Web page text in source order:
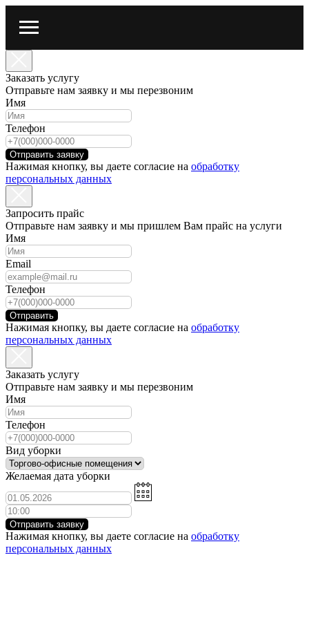
Заказать услугу
Отправьте нам заявку и мы перезвоним
Имя
Телефон
Отправить заявку
Нажимая кнопку, вы даете согласие на обработку
персональных данных
Запросить прайс
Отправьте нам заявку и мы пришлем Вам прайс на услуги
Имя
Email
Телефон
Отправить
Нажимая кнопку, вы даете согласие на обработку
персональных данных
Заказать услугу
Отправьте нам заявку и мы перезвоним
Имя
Телефон
Вид уборки
Желаемая дата уборки
Отправить заявку
Нажимая кнопку, вы даете согласие на обработку
персональных данных